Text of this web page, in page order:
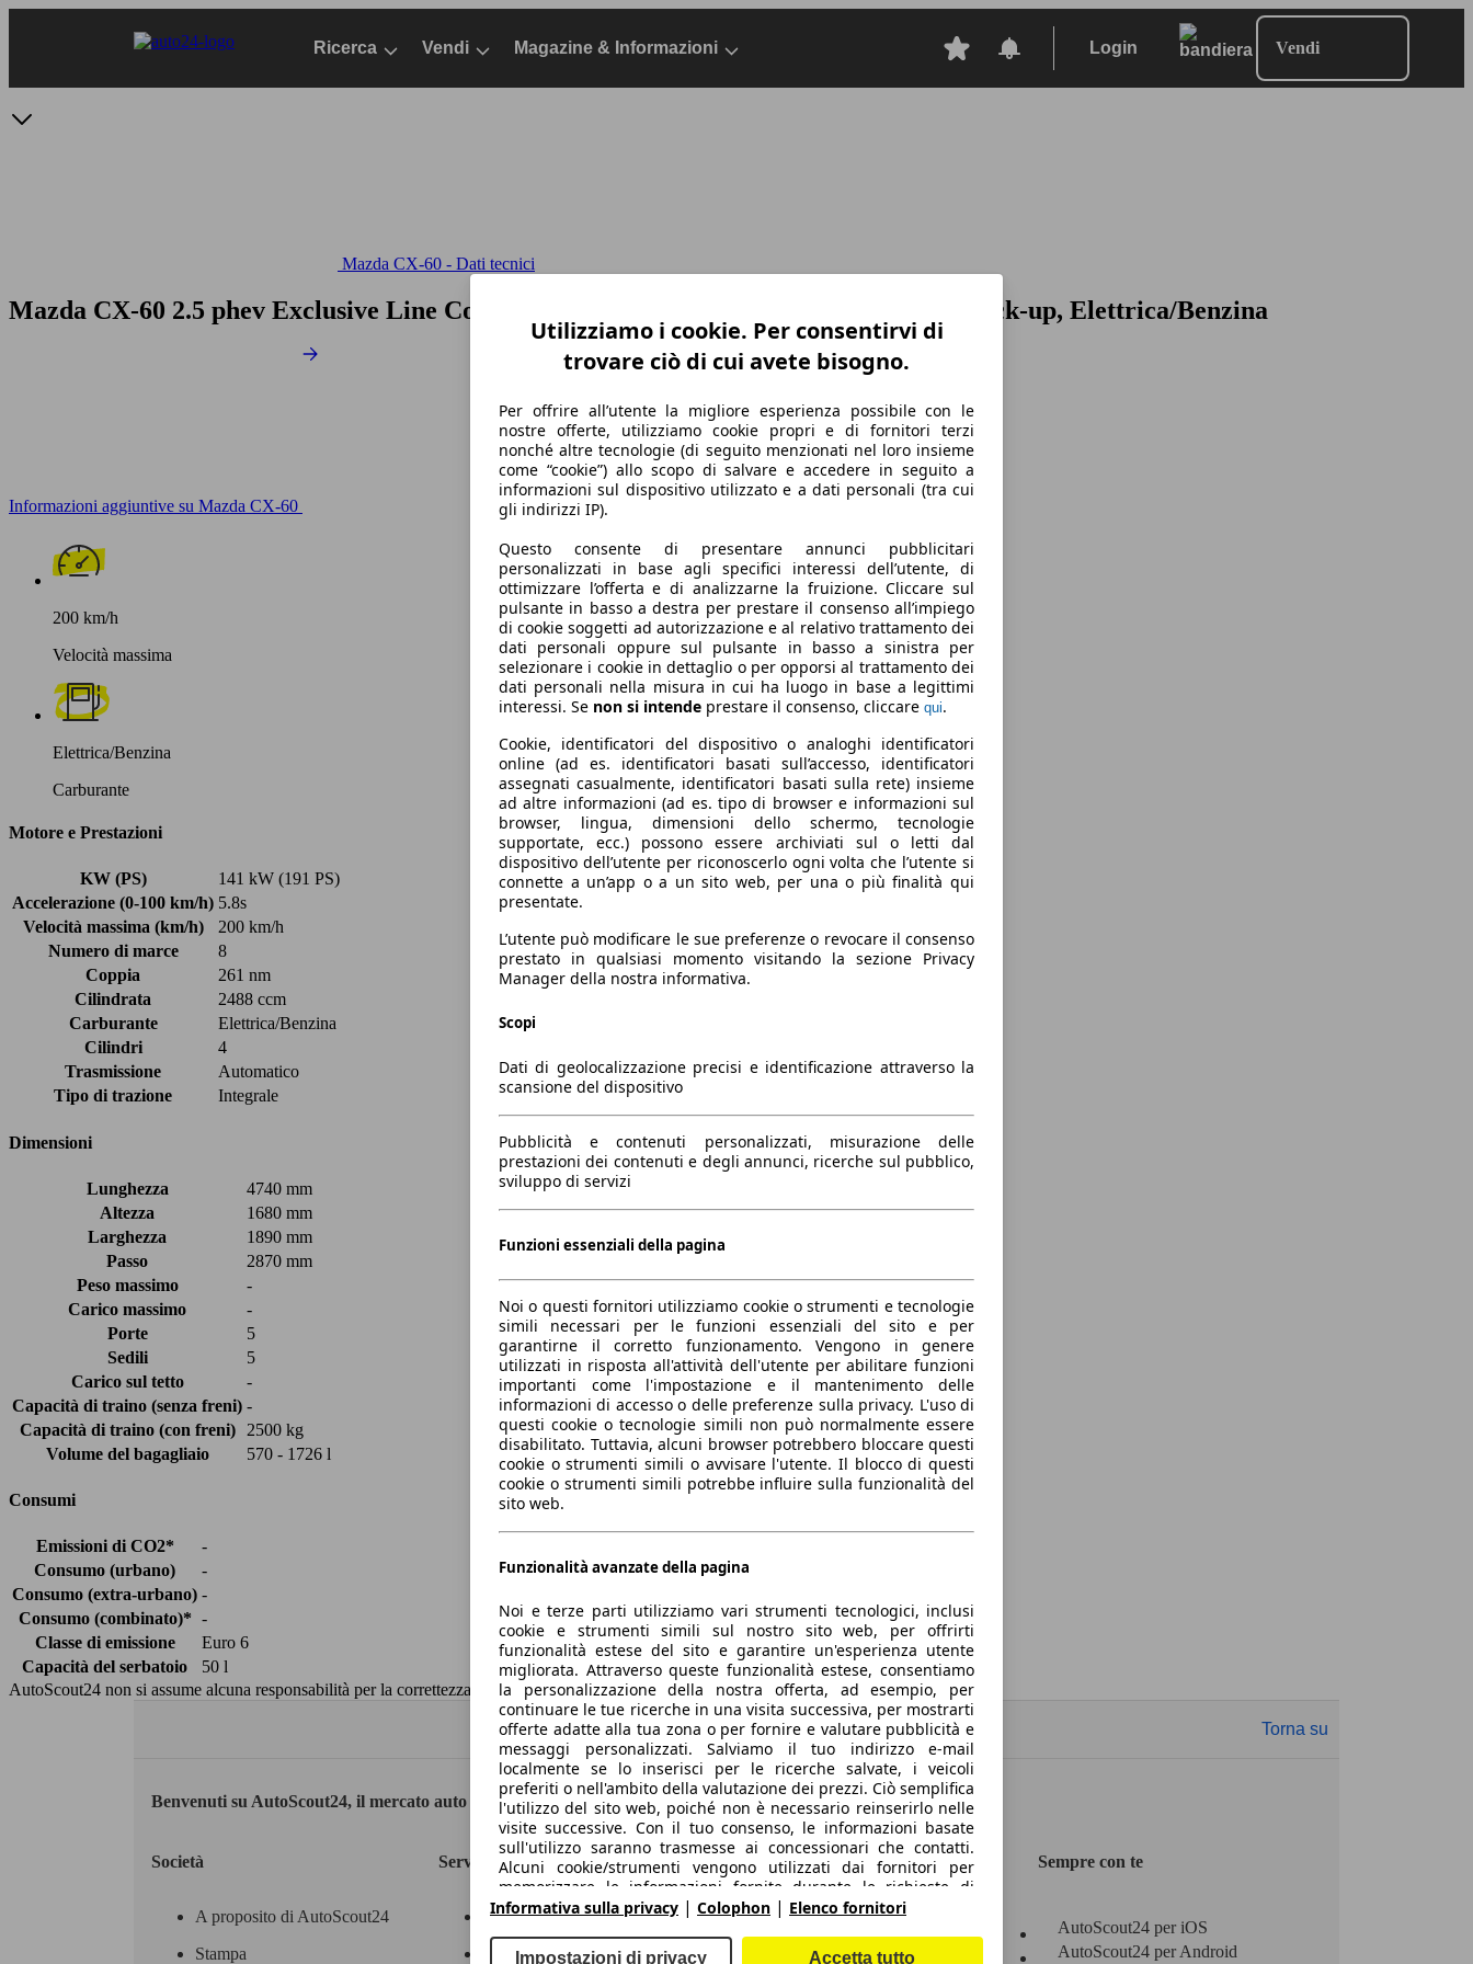
Ricerca Vendi Magazine & Informazioni Login Vendi
Mazda CX-60 - Dati tecnici
Mazda CX-60 2.5 phev Exclusive Line Comfort awd auto Dal 2022, SUV/Fuoristrada/Pick-up, Elettrica/Benzina
Informazioni aggiuntive su Mazda CX-60
200 km/h
Velocità massima
Elettrica/Benzina
Carburante
Motore e Prestazioni
KW (PS)
141 kW (191 PS)
Accelerazione (0-100 km/h) 5.8s
Velocità massima (km/h)
200 km/h
Numero di marce
8
Coppia
261 nm
Cilindrata
2488 ccm
Carburante
Elettrica/Benzina
Cilindri
4
Trasmissione
Automatico
Tipo di trazione
Integrale
Dimensioni
Lunghezza
4740 mm
Altezza
1680 mm
Larghezza
1890 mm
Passo
2870 mm
Peso massimo
-
Carico massimo
-
Porte
5
Sedili
5
Carico sul tetto
-
Capacità di traino (senza freni) -
Capacità di traino (con freni)
2500 kg
Volume del bagagliaio
570 - 1726 l
Consumi
Emissioni di CO2*
-
Consumo (urbano)
-
Consumo (extra-urbano) -
Consumo (combinato)* -
Classe di emissione
Euro 6
Capacità del serbatoio
50 l
AutoScout24 non si assume alcuna responsabilità per la correttezza dei dati.
Torna su
Benvenuti su AutoScout24, il mercato auto europeo.
Società
A proposito di AutoScout24
Stampa
Servizi
Contatti
Marche e modelli
Area rivenditori
Servizi per i dealer
Sempre con te
AutoScout24 per iOS
AutoScout24 per Android
Utilizziamo i cookie. Per consentirvi di
trovare ciò di cui avete bisogno.
Per offrire all’utente la migliore esperienza possibile con le
nostre offerte, utilizziamo cookie propri e di fornitori terzi
nonché altre tecnologie (di seguito menzionati nel loro insieme
come “cookie”) allo scopo di salvare e accedere in seguito a
informazioni sul dispositivo utilizzato e a dati personali (tra cui
gli indirizzi IP).
Questo consente di presentare annunci pubblicitari
personalizzati in base agli specifici interessi dell’utente, di
ottimizzare l’offerta e di analizzarne la fruizione. Cliccare sul
pulsante in basso a destra per prestare il consenso all’impiego
di cookie soggetti ad autorizzazione e al relativo trattamento dei
dati personali oppure sul pulsante in basso a sinistra per
selezionare i cookie in dettaglio o per opporsi al trattamento dei
dati personali nella misura in cui ha luogo in base a legittimi
interessi. Se non si intende prestare il consenso, cliccare qui.
Cookie, identificatori del dispositivo o analoghi identificatori
online (ad es. identificatori basati sull’accesso, identificatori
assegnati casualmente, identificatori basati sulla rete) insieme
ad altre informazioni (ad es. tipo di browser e informazioni sul
browser, lingua, dimensioni dello schermo, tecnologie
supportate, ecc.) possono essere archiviati sul o letti dal
dispositivo dell’utente per riconoscerlo ogni volta che l’utente si
connette a un’app o a un sito web, per una o più finalità qui
presentate.
L’utente può modificare le sue preferenze o revocare il consenso
prestato in qualsiasi momento visitando la sezione Privacy
Manager della nostra informativa.
Scopi
Dati di geolocalizzazione precisi e identificazione attraverso la
scansione del dispositivo
Pubblicità e contenuti personalizzati, misurazione delle
prestazioni dei contenuti e degli annunci, ricerche sul pubblico,
sviluppo di servizi
Funzioni essenziali della pagina
Noi o questi fornitori utilizziamo cookie o strumenti e tecnologie
simili necessari per le funzioni essenziali del sito e per
garantirne il corretto funzionamento. Vengono in genere
utilizzati in risposta all'attività dell'utente per abilitare funzioni
importanti come l'impostazione e il mantenimento delle
informazioni di accesso o delle preferenze sulla privacy. L'uso di
questi cookie o tecnologie simili non può normalmente essere
disabilitato. Tuttavia, alcuni browser potrebbero bloccare questi
cookie o strumenti simili o avvisare l'utente. Il blocco di questi
cookie o strumenti simili potrebbe influire sulla funzionalità del
sito web.
Funzionalità avanzate della pagina
Noi e terze parti utilizziamo vari strumenti tecnologici, inclusi
cookie e strumenti simili sul nostro sito web, per offrirti
funzionalità estese del sito e garantire un'esperienza utente
migliorata. Attraverso queste funzionalità estese, consentiamo
la personalizzazione della nostra offerta, ad esempio, per
continuare le tue ricerche in una visita successiva, per mostrarti
offerte adatte alla tua zona o per fornire e valutare pubblicità e
messaggi personalizzati. Salviamo il tuo indirizzo e-mail
localmente se lo inserisci per le ricerche salvate, i veicoli
preferiti o nell'ambito della valutazione dei prezzi. Ciò semplifica
l'utilizzo del sito web, poiché non è necessario reinserirlo nelle
visite successive. Con il tuo consenso, le informazioni basate
sull'utilizzo saranno trasmesse ai concessionari che contatti.
Alcuni cookie/strumenti vengono utilizzati dai fornitori per
memorizzare le informazioni fornite durante le richieste di
finanziamento per 30 giorni e per riutilizzarle automaticamente
finanziamento. Senza l'utilizzo di tali cookie/strumenti, tali
Informativa sulla privacy | Colophon | Elenco fornitori
Impostazioni di privacy Accetta tutto